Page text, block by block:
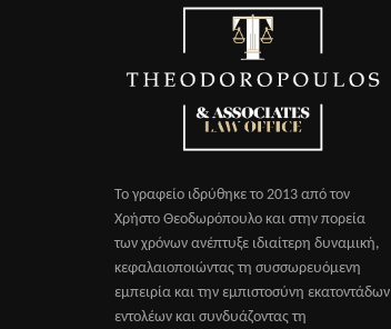
Το γραφείο ιδρύθηκε το 2013 από τον
Χρήστο Θεοδωρόπουλο και στην πορεία
των χρόνων ανέπτυξε ιδιαίτερη δυναμική,
κεφαλαιοποιώντας τη συσσωρευόμενη
εμπειρία και την εμπιστοσύνη εκατοντάδων
εντολέων και συνδυάζοντας τη